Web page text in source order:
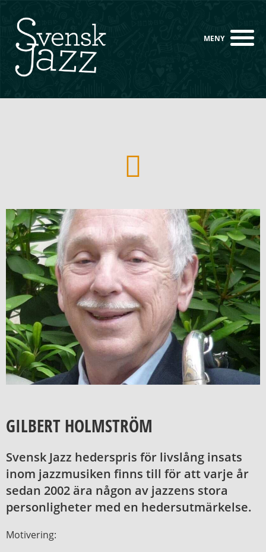
GILBERT HOLMSTRÖM
Svensk Jazz hederspris för livslång insats
inom jazzmusiken finns till för att varje år
sedan 2002 ära någon av jazzens stora
personligheter med en hedersutmärkelse.
Motivering: